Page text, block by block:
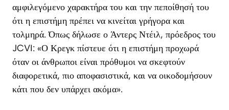
αμφιλεγόμενο χαρακτήρα του και την πεποίθησή του
ότι η επιστήμη πρέπει να κινείται γρήγορα και
τολμηρά. Όπως δήλωσε ο Άντερς Ντέιλ, πρόεδρος του
JCVI: «Ο Κρεγκ πίστευε ότι η επιστήμη προχωρά
όταν οι άνθρωποι είναι πρόθυμοι να σκεφτούν
διαφορετικά, πιο αποφασιστικά, και να οικοδομήσουν
κάτι που δεν υπάρχει ακόμα».